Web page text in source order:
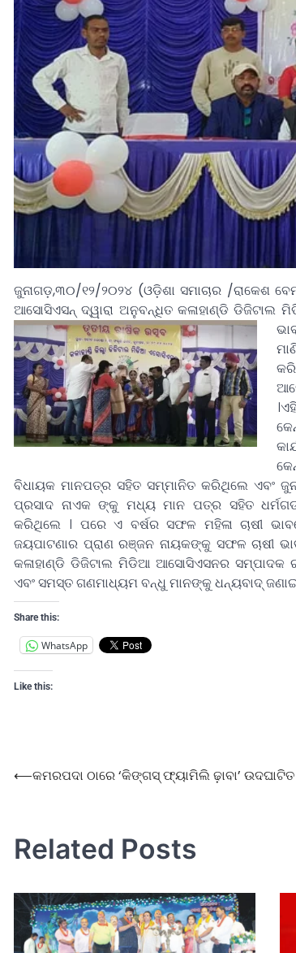
ଜୁନାଗଡ଼,୩୦/୧୨/୨୦୨୪ (ଓଡ଼ିଶା ସମାଚାର /ରାକେଶ
ଆସୋସିଏସନ୍ ଦ୍ୱାରା ଅନୁବନ୍ଧିତ କଳାହାଣ୍ଡି ଡିଜିଟାଲ
।
ବିଧାୟକ ମାନପତ୍ର ସହିତ ସମ୍ମାନିତ କରିଥିଲେ ଏବଂ
ପ୍ରସାଦ ନାଏକ ଙ୍କୁ ମଧ୍ୟ ମାନ ପତ୍ର ସହିତ
କରିଥିଲେ । ପରେ ଏ ବର୍ଷର ସଫଳ ମହିଳା ଚାଷୀ
ଜୟପାଟଣାର ପ୍ରାଣ ରଞ୍ଜନ ନାୟକଙ୍କୁ ସଫଳ ଚାଷୀ
କଳାହାଣ୍ଡି ଡିଜିଟାଲ ମିଡିଆ ଆସୋସିଏସନର ସମ୍ପାଦକ
ଏବଂ ସମସ୍ତ ଗଣମାଧ୍ୟମ ବନ୍ଧୁ ମାନଙ୍କୁ ଧନ୍ୟବାଦ୍
Share this:
WhatsApp
Like this:
⟵କମରପଦା ଠାରେ ‘କିଙ୍ଗସ୍ ଫ୍ୟାମିଲି ଢ଼ାବା’ ଉଦଘାଟିତ
Related Posts